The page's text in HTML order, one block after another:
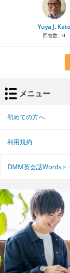
Yuya J. Kato
回答数： 0
メニュー
初めての方へ
利用規約
DMM英会話Wordsト